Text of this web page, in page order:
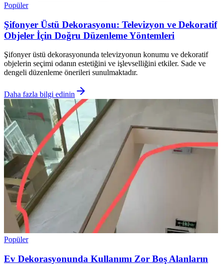
Popüler
Şifonyer Üstü Dekorasyonu: Televizyon ve Dekoratif
Objeler İçin Doğru Düzenleme Yöntemleri
Şifonyer üstü dekorasyonunda televizyonun konumu ve dekoratif
objelerin seçimi odanın estetiğini ve işlevselliğini etkiler. Sade ve
dengeli düzenleme önerileri sunulmaktadır.
Daha fazla bilgi edinin
Popüler
Ev Dekorasyonunda Kullanımı Zor Boş Alanların